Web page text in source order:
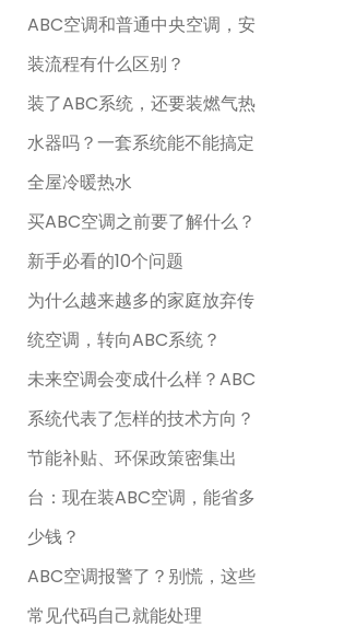
ABC空调和普通中央空调，安
装流程有什么区别？
装了ABC系统，还要装燃气热
水器吗？一套系统能不能搞定
全屋冷暖热水
买ABC空调之前要了解什么？
新手必看的10个问题
为什么越来越多的家庭放弃传
统空调，转向ABC系统？
未来空调会变成什么样？ABC
系统代表了怎样的技术方向？
节能补贴、环保政策密集出
台：现在装ABC空调，能省多
少钱？
ABC空调报警了？别慌，这些
常见代码自己就能处理